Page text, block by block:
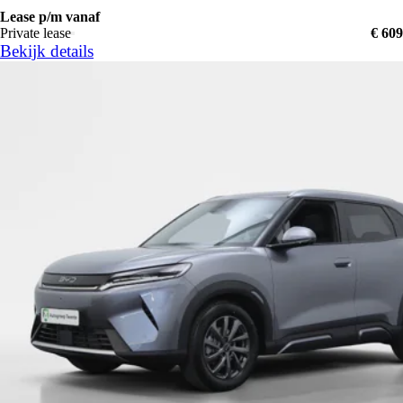
Lease p/m vanaf
Private lease
€ 609
Bekijk details